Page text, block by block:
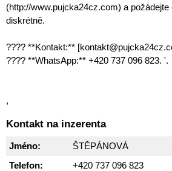
(http://www.pujcka24cz.com) a
diskrétně.
???? **Kontakt:**
???? **WhatsApp:** +420 737 096 823. '.
,
Kontakt na inzerenta
Jméno:
ŠTĚPÁNOVÁ
Telefon:
+420 737 096 823